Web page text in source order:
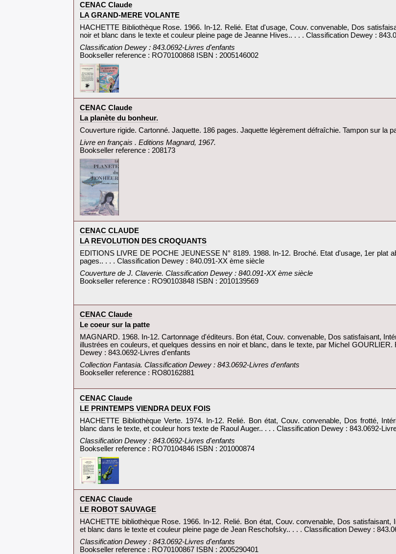
‎CENAC Claude‎
‎LA GRAND-MERE VOLANTE‎
‎HACHETTE Bibliothèque Rose. 1966. In-12. Relié. Etat d'usage, Couv. convenable, Dos
noir et blanc dans le texte et couleur pleine page de Jeanne Hives.. . . . Classification Dewey :
‎Classification Dewey : 843.0692-Livres d'enfants‎
Bookseller reference : RO70100868 ISBN : 2005146002
‎CENAC Claude‎
‎La planète du bonheur.‎
‎Couverture rigide. Cartonné. Jaquette. 186 pages. Jaquette légèrement défraîchie. Tampon sur la
‎Livre en français . Editions Magnard, 1967.‎
Bookseller reference : 208173
‎CENAC CLAUDE‎
‎LA REVOLUTION DES CROQUANTS‎
‎EDITIONS LIVRE DE POCHE JEUNESSE N° 8189. 1988. In-12. Broché. Etat d'usage, 1er plat
pages.. . . . Classification Dewey : 840.091-XX ème siècle‎
‎Couverture de J. Claverie. Classification Dewey : 840.091-XX ème siècle‎
Bookseller reference : RO90103848 ISBN : 2010139569
‎CENAC Claude‎
‎Le coeur sur la patte‎
‎MAGNARD. 1968. In-12. Cartonnage d'éditeurs. Bon état, Couv. convenable, Dos satisfaisant,
illustrées en couleurs, et quelques dessins en noir et blanc, dans le texte, par Michel
Dewey : 843.0692-Livres d'enfants‎
‎Collection Fantasia. Classification Dewey : 843.0692-Livres d'enfants‎
Bookseller reference : RO80162881
‎CENAC Claude‎
‎LE PRINTEMPS VIENDRA DEUX FOIS‎
‎HACHETTE Bibliothèque Verte. 1974. In-12. Relié. Bon état, Couv. convenable, Dos frotté,
blanc dans le texte, et couleur hors texte de Raoul Auger.. . . . Classification Dewey : 843.0692-
‎Classification Dewey : 843.0692-Livres d'enfants‎
Bookseller reference : RO70104846 ISBN : 201000874
‎CENAC Claude‎
‎LE ROBOT SAUVAGE‎
‎HACHETTE bibliothèque Rose. 1966. In-12. Relié. Bon état, Couv. convenable, Dos satisfaisant,
et blanc dans le texte et couleur pleine page de Jean Reschofsky.. . . . Classification Dewey :
‎Classification Dewey : 843.0692-Livres d'enfants‎
Bookseller reference : RO70100867 ISBN : 2005290401